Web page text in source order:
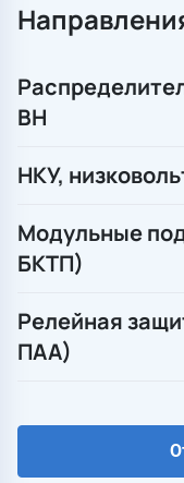
ВН
НКУ,
Модульные
БКТП)
Релейная
ПАА)